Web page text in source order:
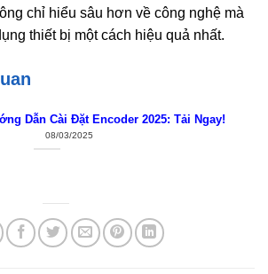
chỉ hiểu sâu hơn về công nghệ mà
thiết bị một cách hiệu quả nhất.
Dẫn Cài Đặt Encoder 2025: Tải Ngay!
08/03/2025